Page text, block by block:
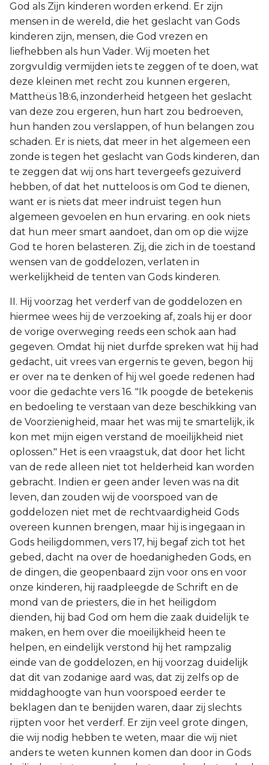
God als Zijn kinderen worden erkend. Er zijn
mensen in de wereld, die het geslacht van Gods
kinderen zijn, mensen, die God vrezen en
liefhebben als hun Vader. Wij moeten het
zorgvuldig vermijden iets te zeggen of te doen, wat
deze kleinen met recht zou kunnen ergeren,
Mattheüs 18:6, inzonderheid hetgeen het geslacht
van deze zou ergeren, hun hart zou bedroeven,
hun handen zou verslappen, of hun belangen zou
schaden. Er is niets, dat meer in het algemeen een
zonde is tegen het geslacht van Gods kinderen, dan
te zeggen dat wij ons hart tevergeefs gezuiverd
hebben, of dat het nutteloos is om God te dienen,
want er is niets dat meer indruist tegen hun
algemeen gevoelen en hun ervaring. en ook niets
dat hun meer smart aandoet, dan om op die wijze
God te horen belasteren. Zij, die zich in de toestand
wensen van de goddelozen, verlaten in
werkelijkheid de tenten van Gods kinderen.
II. Hij voorzag het verderf van de goddelozen en
hiermee wees hij de verzoeking af, zoals hij er door
de vorige overweging reeds een schok aan had
gegeven. Omdat hij niet durfde spreken wat hij had
gedacht, uit vrees van ergernis te geven, begon hij
er over na te denken of hij wel goede redenen had
voor die gedachte vers 16. "Ik poogde de betekenis
en bedoeling te verstaan van deze beschikking van
de Voorzienigheid, maar het was mij te smartelijk, ik
kon met mijn eigen verstand de moeilijkheid niet
oplossen." Het is een vraagstuk, dat door het licht
van de rede alleen niet tot helderheid kan worden
gebracht. Indien er geen ander leven was na dit
leven, dan zouden wij de voorspoed van de
goddelozen niet met de rechtvaardigheid Gods
overeen kunnen brengen, maar hij is ingegaan in
Gods heiligdommen, vers 17, hij begaf zich tot het
gebed, dacht na over de hoedanigheden Gods, en
de dingen, die geopenbaard zijn voor ons en voor
onze kinderen, hij raadpleegde de Schrift en de
mond van de priesters, die in het heiligdom
dienden, hij bad God om hem die zaak duidelijk te
maken, en hem over die moeilijkheid heen te
helpen, en eindelijk verstond hij het rampzalig
einde van de goddelozen, en hij voorzag duidelijk
dat dit van zodanige aard was, dat zij zelfs op de
middaghoogte van hun voorspoed eerder te
beklagen dan te benijden waren, daar zij slechts
rijpten voor het verderf. Er zijn veel grote dingen,
die wij nodig hebben te weten, maar die wij niet
anders te weten kunnen komen dan door in Gods